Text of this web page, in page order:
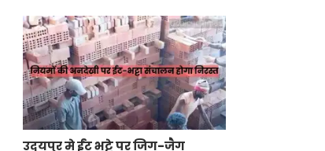
उदयपुर मे ईंट भट्टे पर जिग-जैग